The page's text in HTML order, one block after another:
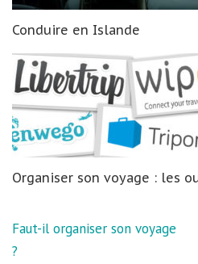
Conduire en Islande
Organiser son voyage : les
Navigation
de
Faut-il organiser son voyage
?